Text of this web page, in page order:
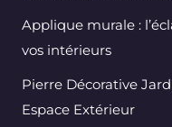
Applique murale :
vos intérieurs
Pierre Décorative
Espace Extérieur